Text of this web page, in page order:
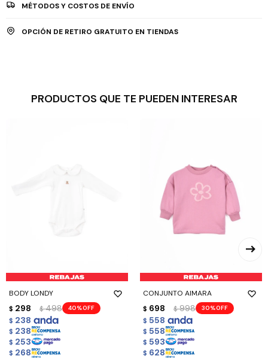
MÉTODOS Y COSTOS DE ENVÍO
OPCIÓN DE RETIRO GRATUITO EN TIENDAS
PRODUCTOS QUE TE PUEDEN INTERESAR
BODY LONDY
$ 298 $ 498 40
$ 238
$ 238
$ 253
$ 268
CONJUNTO AIMARA
$ 698 $ 998 30
$ 558
$ 558
$ 593
$ 628